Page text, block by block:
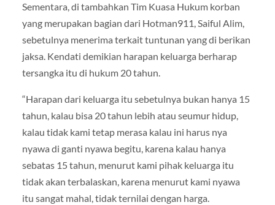
Sementara, di tambahkan Tim Kuasa Hukum korban
yang merupakan bagian dari Hotman911, Saiful Alim,
sebetulnya menerima terkait tuntunan yang di berikan
jaksa. Kendati demikian harapan keluarga berharap
tersangka itu di hukum 20 tahun.
“Harapan dari keluarga itu sebetulnya bukan hanya 15
tahun, kalau bisa 20 tahun lebih atau seumur hidup,
kalau tidak kami tetap merasa kalau ini harus nya
nyawa di ganti nyawa begitu, karena kalau hanya
sebatas 15 tahun, menurut kami pihak keluarga itu
tidak akan terbalaskan, karena menurut kami nyawa
itu sangat mahal, tidak ternilai dengan harga.